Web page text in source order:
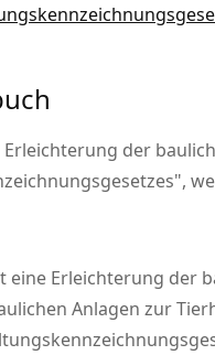
Erleichterung der
,
eine Erleichterung der
Anlagen zur